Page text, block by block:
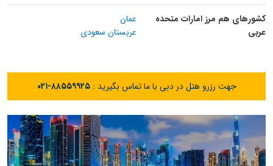
کشورهای هم مرز امارات متحده
عربی
عمان
عربستان سعودی
جهت رزرو هتل در دبی با ما تماس بگیرید :۰۲۱-۸۸۵۵۹۹۲۵